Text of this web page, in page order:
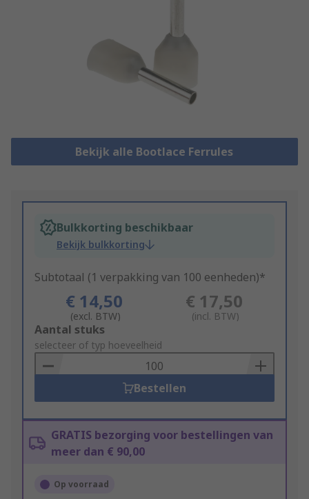
Bekijk alle Bootlace Ferrules
Bulkkorting beschikbaar
Bekijk bulkkorting
Subtotaal (1 verpakking van 100 eenheden)*
€ 14,50
(excl. BTW)
€ 17,50
(incl. BTW)
Add
to
Basket
Aantal stuks
selecteer of typ hoeveelheid
Bestellen
GRATIS bezorging voor bestellingen van
meer dan € 90,00
Op voorraad